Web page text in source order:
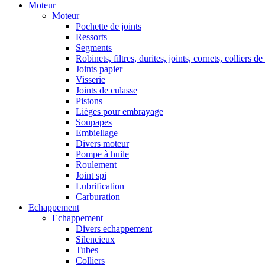
Moteur
Moteur
Pochette de joints
Ressorts
Segments
Robinets, filtres, durites, joints, cornets, colliers de
Joints papier
Visserie
Joints de culasse
Pistons
Lièges pour embrayage
Soupapes
Embiellage
Divers moteur
Pompe à huile
Roulement
Joint spi
Lubrification
Carburation
Echappement
Echappement
Divers echappement
Silencieux
Tubes
Colliers